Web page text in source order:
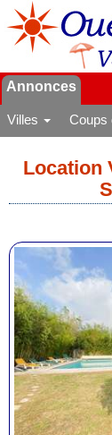
Annonces
Villes Coups
Location